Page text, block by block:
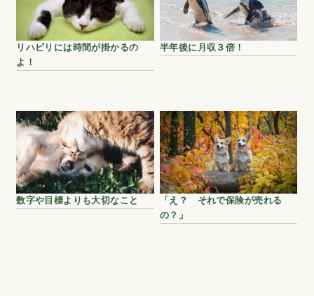
リハビリには時間が掛かるの
よ！
半年後に月収３倍！
数字や目標よりも大切なこと
「え？ それで保険が売れる
の？」